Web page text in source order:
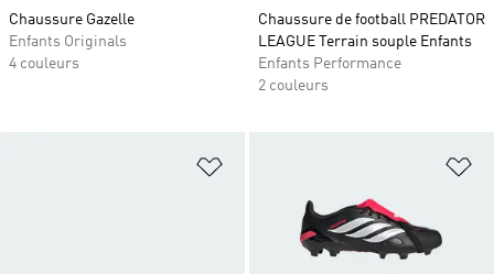
Chaussure Gazelle
Enfants Originals
4 couleurs
Chaussure de football PREDATOR
LEAGUE Terrain souple Enfants
Enfants Performance
2 couleurs
Ajouter à la Liste de produits